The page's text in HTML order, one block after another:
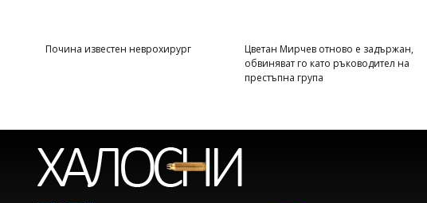
Почина известен неврохирург
Цветан Мирчев отново е задържан,
обвиняват го като ръководител на
престъпна група